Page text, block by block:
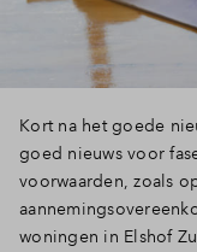
Kort na het goede
goed nieuws voor
voorwaarden, zoals
woningen in Elshof